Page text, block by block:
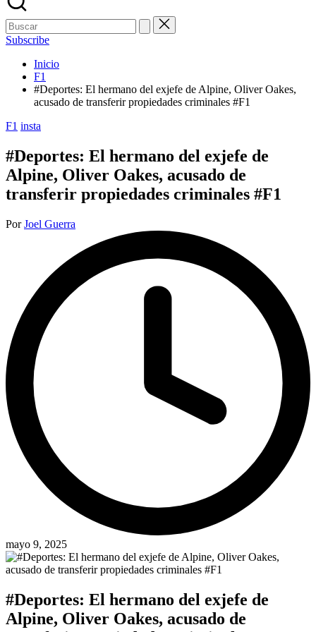
Buscar:
Subscribe
Inicio
F1
#Deportes: El hermano del exjefe de Alpine, Oliver Oakes,
acusado de transferir propiedades criminales #F1
Publicada
F1 insta
#Deportes: El hermano del exjefe de
Alpine, Oliver Oakes, acusado de
transferir propiedades criminales #F1
Publicado
PorJoel Guerra
mayo 9, 2025
#Deportes: El hermano del exjefe de
Alpine, Oliver Oakes, acusado de